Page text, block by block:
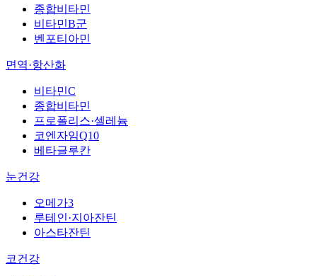
종합비타민
비타민B군
벤포티아민
면역·항산화
비타민C
종합비타민
프로폴리스·셀레늄
코엔자임Q10
베타글루칸
눈건강
오메가3
루테인·지아잔틴
아스타잔틴
코건강